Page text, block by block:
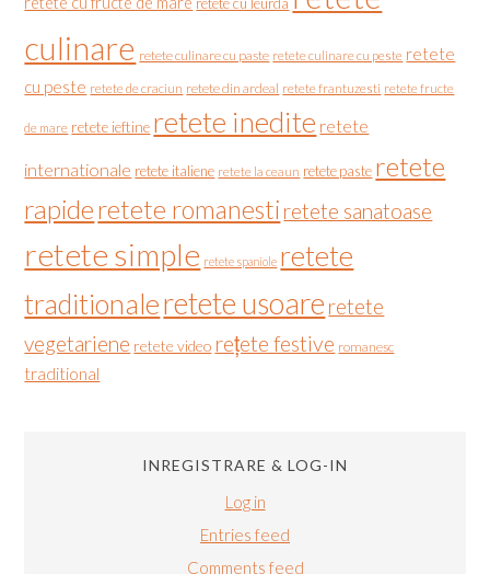
culinare retete culinare cu paste retete culinare cu peste retete
cu peste retete de craciun retete din ardeal retete frantuzesti retete fructe
de mare retete ieftine retete inedite retete
internationale retete italiene retete la ceaun retete paste retete
rapideretete romanesti retete sanatoase
retete simple retete spaniole retete
traditionaleretete usoare retete
vegetariene retete video rețete festive romanesc
traditional
INREGISTRARE & LOG-IN
Log in
Entries feed
Comments feed